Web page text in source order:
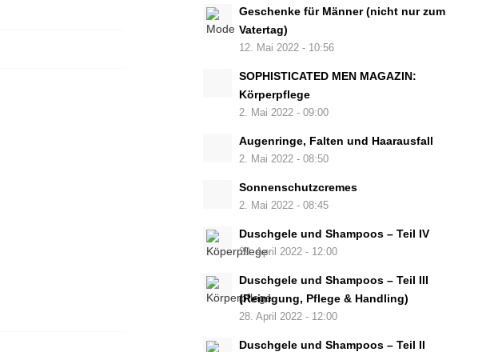
Geschenke für Männer (nicht nur zum
Vatertag)
12. Mai 2022 - 10:56
SOPHISTICATED MEN MAGAZIN:
Körperpflege
2. Mai 2022 - 09:00
Augenringe, Falten und Haarausfall
2. Mai 2022 - 08:50
Sonnenschutzcremes
2. Mai 2022 - 08:45
Duschgele und Shampoos – Teil IV
29. April 2022 - 12:00
Duschgele und Shampoos – Teil III
(Reinigung, Pflege & Handling)
28. April 2022 - 12:00
Duschgele und Shampoos – Teil II